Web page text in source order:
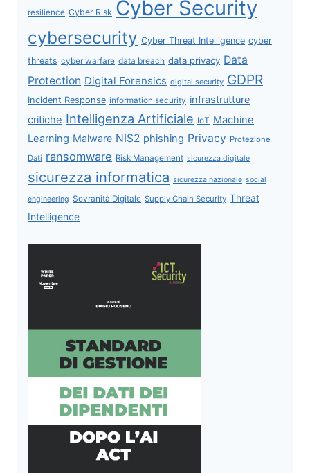
resilience Cyber Risk Cyber Security
cybersecurity Cyber Threat Intelligence cyber
threats cyber warfare data breach data privacy Data
Protection Digital Forensics digital security GDPR
Incident Response information security infrastrutture
critiche Intelligenza Artificiale IoT Machine
Learning Malware NIS2 phishing Privacy Protezione
Dati ransomware Risk Management sicurezza digitale
sicurezza informatica sicurezza nazionale social
engineering Sovranità Digitale Supply Chain Security Threat
Intelligence